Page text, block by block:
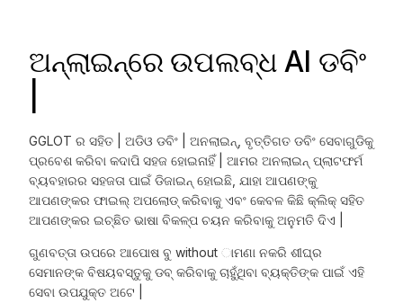
ଅନ୍ଲାଇନ୍ରେ ଉପଲବ୍ଧ AI ଡବିଂ
GGLOT ର ସହିତ |ଅଡିଓ ଡବିଂ |
ଅନଲାଇନ୍, ବୃତ୍ତିଗତ ଡବିଂ ସେବାଗୁଡିକୁ
ପ୍ରବେଶ କରିବା କଦାପି ସହଜ ହୋଇନାହିଁ | ଆମର ଅନଲାଇନ୍ ପ୍ଲାଟଫର୍ମ
ବ୍ୟବହାରର ସହଜତା ପାଇଁ ଡିଜାଇନ୍ ହୋଇଛି, ଯାହା ଆପଣଙ୍କୁ
ଆପଣଙ୍କର ଫାଇଲ୍ ଅପଲୋଡ୍ କରିବାକୁ ଏବଂ କେବଳ କିଛି କ୍ଲିକ୍ ସହିତ
ଆପଣଙ୍କର ଇଚ୍ଛିତ ଭାଷା ବିକଳ୍ପ ଚୟନ କରିବାକୁ ଅନୁମତି ଦିଏ |
ଗୁଣବତ୍ତା ଉପରେ ଆପୋଷ ବୁ without ାମଣା ନକରି ଶୀଘ୍ର
ସେମାନଙ୍କ ବିଷୟବସ୍ତୁକୁ ଡବ୍ କରିବାକୁ ଚାହୁଁଥିବା ବ୍ୟକ୍ତିଙ୍କ ପାଇଁ ଏହି
ସେବା ଉପଯୁକ୍ତ ଅଟେ |